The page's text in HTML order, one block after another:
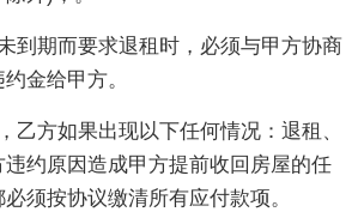
到期而要求退租时，必须与甲方协商
金给甲方。
乙方如果出现以下任何情况：退租、
约原因造成甲方提前收回房屋的任
须按协议缴清所有应付款项。